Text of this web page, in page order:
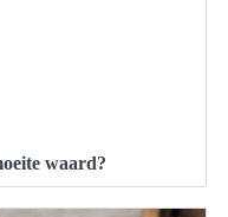
waard?